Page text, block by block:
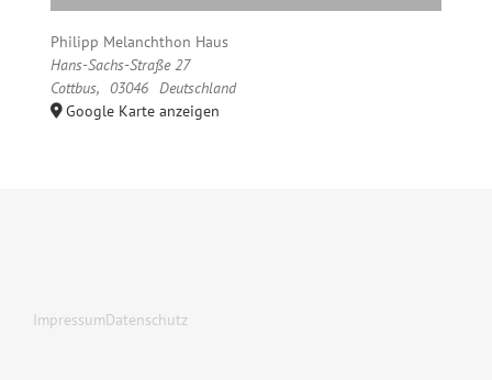
Philipp Melanchthon Haus
Hans-Sachs-Straße 27
Cottbus, 03046 Deutschland
Google Karte anzeigen
ImpressumDatenschutz